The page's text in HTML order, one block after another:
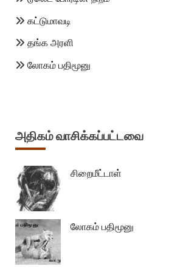
கட்டுமாவடி
தங்க அரளி
லோகம் பதிமூனு
அதிகம் வாசிக்கப்பட்டவை
சிறைமீட்டாள்
லோகம் பதிமூனு